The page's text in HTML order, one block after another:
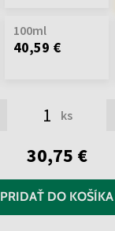
ks
100ml
40,59 €
30,75 €
PRIDAŤ DO KOŠÍKA